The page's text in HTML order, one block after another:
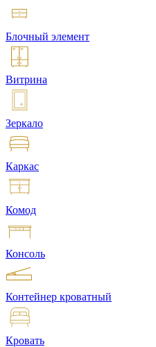
Блочный элемент
Витрина
Зеркало
Каркас
Комод
Консоль
Контейнер кроватный
Кровать